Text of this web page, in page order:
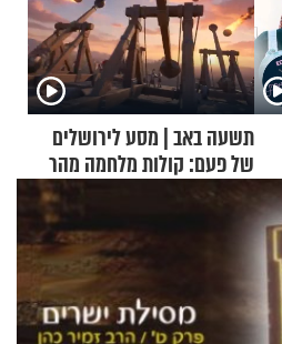
תשעה באב | מסע לירושלים
של פעם: קולות מלחמה מהר
הזיתים